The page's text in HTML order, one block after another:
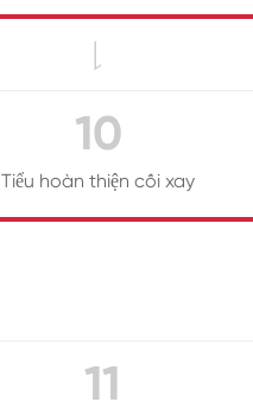

10
Tiểu hoàn thiện cối xay
11